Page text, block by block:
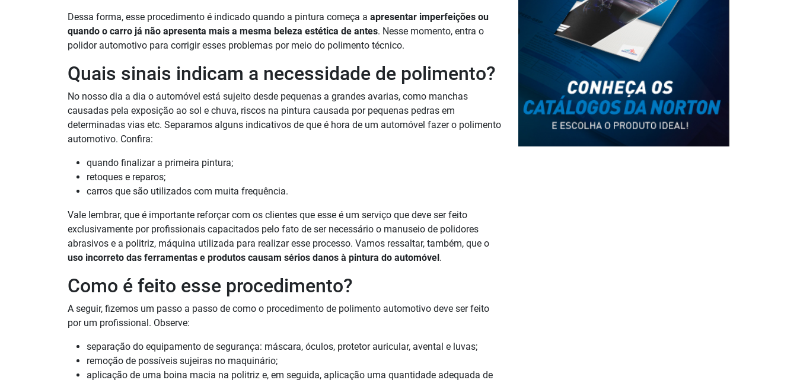
Dessa forma, esse procedimento é indicado quando a pintura começa a apresentar imperfeições ou
quando o carro já não apresenta mais a mesma beleza estética de antes. Nesse momento, entra o
polidor automotivo para corrigir esses problemas por meio do polimento técnico.
Quais sinais indicam a necessidade de polimento?
No nosso dia a dia o automóvel está sujeito desde pequenas a grandes avarias, como manchas
causadas pela exposição ao sol e chuva, riscos na pintura causada por pequenas pedras em
determinadas vias etc. Separamos alguns indicativos de que é hora de um automóvel fazer o polimento
automotivo. Confira:
quando finalizar a primeira pintura;
retoques e reparos;
carros que são utilizados com muita frequência.
Vale lembrar, que é importante reforçar com os clientes que esse é um serviço que deve ser feito
exclusivamente por profissionais capacitados pelo fato de ser necessário o manuseio de polidores
abrasivos e a politriz, máquina utilizada para realizar esse processo. Vamos ressaltar, também, que o
uso incorreto das ferramentas e produtos causam sérios danos à pintura do automóvel .
Como é feito esse procedimento?
A seguir, fizemos um passo a passo de como o procedimento de polimento automotivo deve ser feito
por um profissional. Observe:
separação do equipamento de segurança: máscara, óculos, protetor auricular, avental e luvas;
remoção de possíveis sujeiras no maquinário;
aplicação de uma boina macia na politriz e, em seguida, aplicação uma quantidade adequada de